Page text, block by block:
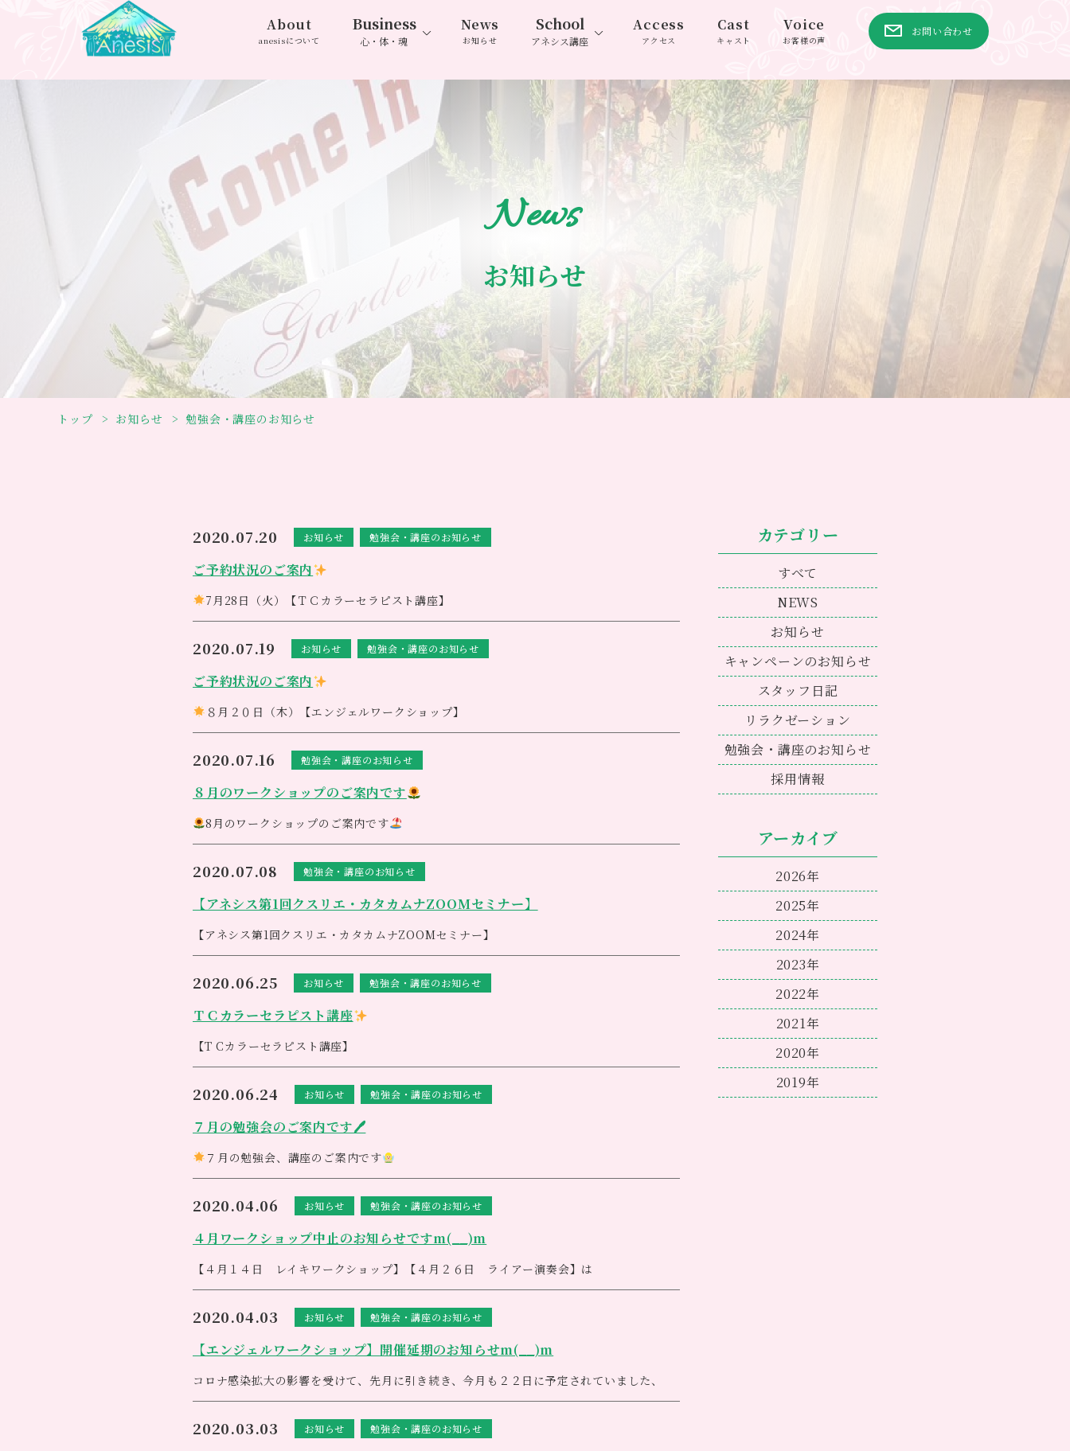
About
anesisについて
Business
心・体・魂
News
お知らせ
School
アネシス講座
Access
アクセス
Cast
キャスト
Voice
お客様の声
お問い合わせ
News
お知らせ
トップ お知らせ 勉強会・講座のお知らせ
2020.07.20 お知らせ 勉強会・講座のお知らせ
ご予約状況のご案内
7月28日（火）【ＴＣカラーセラピスト講座】
定員４名様、満員御礼です
ご予約誠にありがとうございます。
ご検討中のお客様は大変申し訳ございません。次回開催日はまた決まり次第ご案内させてい
2020.07.19 お知らせ 勉強会・講座のお知らせ
ご予約状況のご案内
８月２０日（木）【エンジェルワークショップ】
定員６名様、満員御礼です
本日でご予約を締め切らせて頂きます
宜しくお願いいたします<(_ _)>
2020.07.16 勉強会・講座のお知らせ
８月のワークショップのご案内です
8月のワークショップのご案内です
【クスリ絵、カタカムナ勉強会（zoomセミナー）】
（定員）6名
今大人気のクスリエ、カタカムナ
丸山先生の貴重なお話をzoomで伺います。
【エンジェルワークショップ】
（日時）８月２０日（木）10時半〜12時
（費用）3,300円（税込）
皆さんとカードを引いたりシェアしながら楽しく進めて参ります
※先着順となります。ご予約お待ちしております
☎︎アネシス049-248-6145
2020.07.08 勉強会・講座のお知らせ
【アネシス第1回クスリエ・カタカムナZOOMセミナー】
【アネシス第1回クスリエ・カタカムナZOOMセミナー】
セミナー日程：2020年7月10日（金）
＊ZOOMミーティングルームは、13:45 から立ち上げております。
https://us02web.zoom.us/j/85011220362
※お手数をおかけ致しますがご参加のお客様はご予約下さいますようお願い致します
アネシス０４９－４２８－６１４５
2020.06.25 お知らせ 勉強会・講座のお知らせ
ＴＣカラーセラピスト講座
【T Cカラーセラピスト講座】
（日時）7月28日（火）10時半〜16時半
（定員）４名 残１名です。
容室やエステサロン、その他ヒーリングサロンでもすぐにメニューに加えていただくことも
誰にでも簡単にカラーセラピーができるようしっかりとしたマニュアルと14本のカラーボト
☎︎アネシス049-248-6145
2020.06.24 お知らせ 勉強会・講座のお知らせ
７月の勉強会のご案内です🖊
７月の勉強会、講座のご案内です
【クスリ絵、カタカムナ勉強会（zoomセミナー）】
（定員）6名 ※現在3名確定
（日時）7月15日（水）10時半〜12時
（費用）3,300円（税込）
皆さんとカードを引いたりシェアしながら楽しく進めて参ります
先着順となります。ご予約お待ちしております
☎︎アネシス049-248-6145
※【ＴＣカラーセラピスト講座】も７月に予定しております。日にちが決まり次第ご案内さ
せて頂きます<m(__)m>
2020.04.06 お知らせ 勉強会・講座のお知らせ
４月ワークショップ中止のお知らせですm(__)m
【４月１４日 レイキワークショップ】【４月２６日 ライアー演奏会】は
新型コロナウイルス感染症が拡大している状況を受け、中止することとなりました。
新たな時代の流れが始まり、変容には大きな傷みも伴いますが
一日も早いコロナの収束と、皆様のご無事と心穏やかさを心よりお祈りしています
2020.04.03 お知らせ 勉強会・講座のお知らせ
【エンジェルワークショップ】開催延期のお知らせm(__)m
コロナ感染拡大の影響を受けて、先月に引き続き、今月も２２日に予定されていました、
【エンジェルワークショップ】開催を延期させて頂く事に致しましたm(__)m
ですが
今こそプロアクティブにスピーディに動く事が最も重要なことであると思いますので、どう
2020.03.03 お知らせ 勉強会・講座のお知らせ
カテゴリー
すべて
NEWS
お知らせ
キャンペーンのお知らせ
スタッフ日記
リラクゼーション
勉強会・講座のお知らせ
採用情報
アーカイブ
2026年
2025年
2024年
2023年
2022年
2021年
2020年
2019年